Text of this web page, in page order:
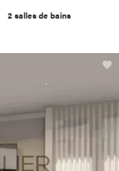
2 salles de bains